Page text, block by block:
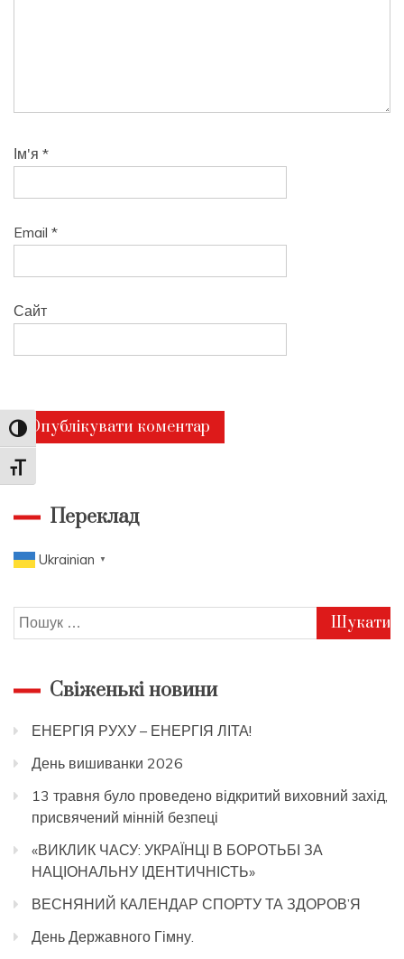
Toggle High Contrast
Toggle Font size
Ім'я *
Email *
Сайт
Переклад
Ukrainian ▼
Пошук:
Свіженькі новини
ЕНЕРГІЯ РУХУ – ЕНЕРГІЯ ЛІТА!
День вишиванки 2026
13 травня було проведено відкритий виховний захід,
присвячений мінній безпеці
«ВИКЛИК ЧАСУ: УКРАЇНЦІ В БОРОТЬБІ ЗА
НАЦІОНАЛЬНУ ІДЕНТИЧНІСТЬ»
ВЕСНЯНИЙ КАЛЕНДАР СПОРТУ ТА ЗДОРОВ’Я
День Державного Гімну.